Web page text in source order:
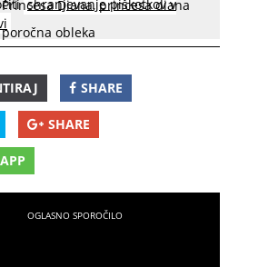
shranjevanje piškotkov v
Princesa Diana,princesa diana
poročna obleka
SHARE
SHARE